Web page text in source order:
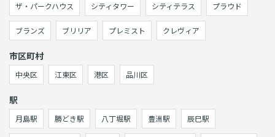
ザ・パークハウス シティタワー シティテラス プラウド
ブランズ ブリリア プレミスト クレヴィア
市区町村
中央区 江東区 港区 品川区
駅
月島駅 勝どき駅 八丁堀駅 豊洲駅 辰巳駅